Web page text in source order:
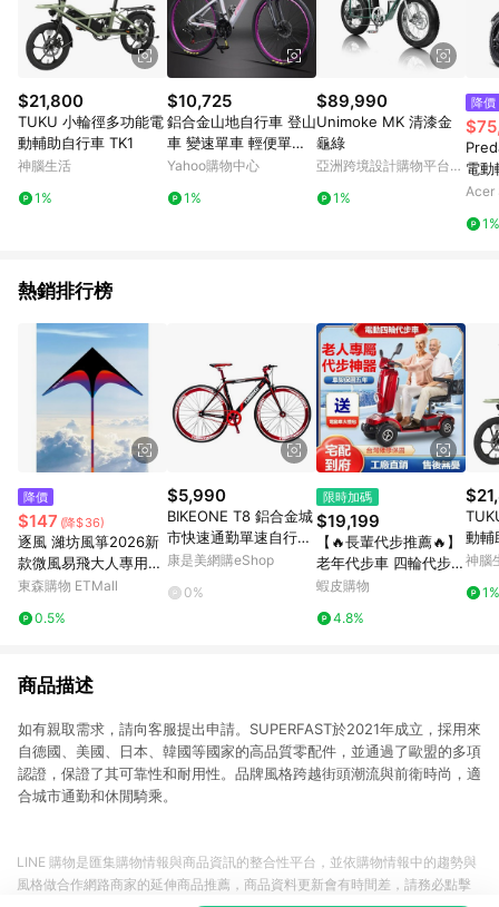
$21,800
TUKU 小輪徑多功能電
動輔助自行車 TK1
神腦生活
1%
$10,725
鋁合金山地自行車 登山
車 變速單車 輕便單車
全軸承減震賽車
Yahoo購物中心
1%
$89,990
Unimoke MK 清漆金
龜綠
亞洲跨境設計購物平台
1%
降價
電
Acer
1%
熱銷排行榜
降價
$147 (降$36)
逐風 濰坊風箏2026新
款微風易飛大人專用成
人兒童中大型風箏
東森購物 ETMall
0.5%
$5,990
BIKEONE T8 鋁合金城
市快速通勤單速自行車
700C fixed gear標配
女學生單車(綠/橘/紅)-
康是美網購eShop
0%
限時加碼
$19,199
【🔥長輩代步推薦🔥】
老年代步車 四輪代步車
電動四輪車 電動車老人
車 長輩代步四輪車
蝦皮購物
4.8%
動輔
神腦
1%
商品描述
如有親取需求，請向客服提出申請。SUPERFAST於2021年成立，採用來
自德國、美國、日本、韓國等國家的高品質零配件，並通過了歐盟的多項
認證，保證了其可靠性和耐用性。品牌風格跨越街頭潮流與前衛時尚，適
合城市通勤和休閒騎乘。
LINE 購物是匯集購物情報與商品資訊的整合性平台，並依購物情報中的趨勢與
風格做合作網路商家的延伸商品推薦，商品資料更新會有時間差，請務必點擊